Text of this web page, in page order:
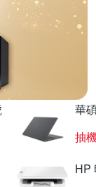
華
抽
HP